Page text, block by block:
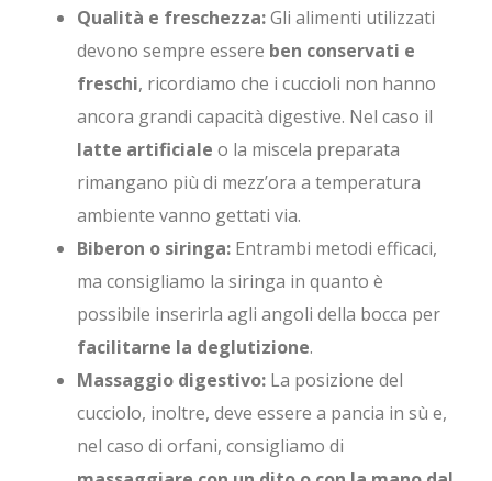
Qualità e freschezza:Gli alimenti utilizzati
devono sempre essere ben conservati e
freschi, ricordiamo che i cuccioli non hanno
ancora grandi capacità digestive. Nel caso il
latte artificiale o la miscela preparata
rimangano più di mezz’ora a temperatura
ambiente vanno gettati via.
Biberon o siringa: Entrambi metodi efficaci,
ma consigliamo la siringa in quanto è
possibile inserirla agli angoli della bocca per
facilitarne la deglutizione.
Massaggio digestivo: La posizione del
cucciolo, inoltre, deve essere a pancia in sù e,
nel caso di orfani, consigliamo di